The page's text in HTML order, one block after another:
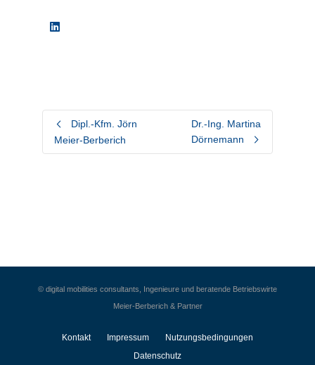
Dipl.-Kfm. Jörn
Meier-Berberich
Dr.-Ing. Martina
Dörnemann
© digital mobilities consultants, Ingenieure und beratende Betriebswirte
Meier-Berberich & Partner
Kontakt Impressum
Nutzungsbedingungen
Datenschutz